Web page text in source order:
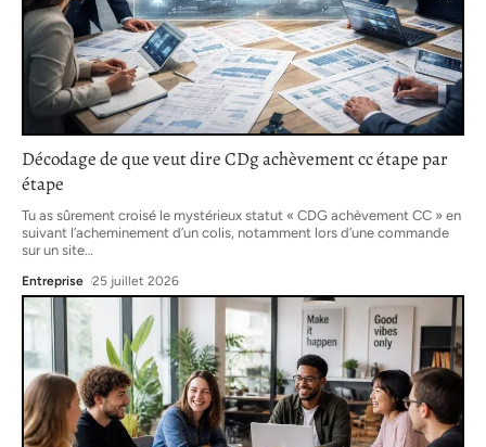
Décodage de que veut dire CDg achèvement cc étape par
étape
Tu as sûrement croisé le mystérieux statut « CDG achèvement CC » en
suivant l’acheminement d’un colis, notamment lors d’une commande
sur un site
Entreprise 25 juillet 2026